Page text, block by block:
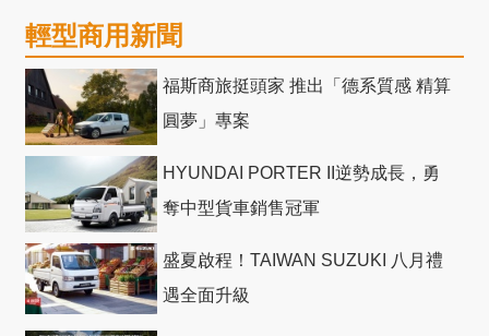
輕型商用新聞
福斯商旅挺頭家 推出「德系質感 精算
圓夢」專案
HYUNDAI PORTER II逆勢成長，勇
奪中型貨車銷售冠軍
盛夏啟程！TAIWAN SUZUKI 八月禮
遇全面升級